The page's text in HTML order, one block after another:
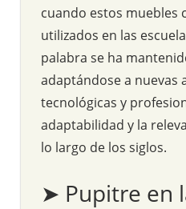
cuando estos muebles
utilizados en las
palabra se ha
adaptándose a nuevas
tecnológicas y
adaptabilidad y la
lo largo de los siglos.
➤ Pupitre en